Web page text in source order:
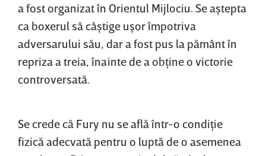
a fost organizat în Orientul Mijlociu. Se aştepta
ca boxerul să câştige uşor împotriva
adversarului său, dar a fost pus la pământ în
repriza a treia, înainte de a obţine o victorie
controversată.
Se crede că Fury nu se află într-o condiţie
fizică adecvată pentru o luptă de o asemenea